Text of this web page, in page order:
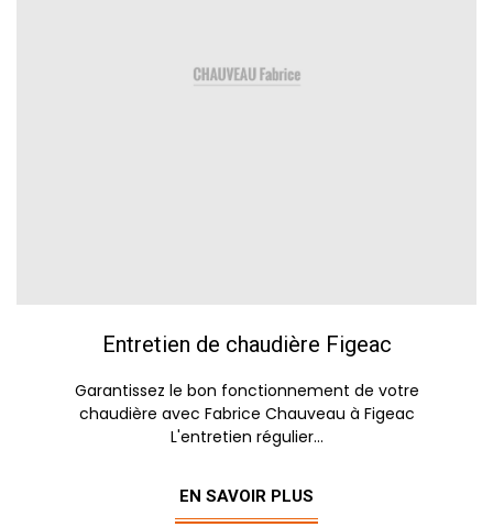
Entretien de chaudière Figeac
Garantissez le bon fonctionnement de votre
chaudière avec Fabrice Chauveau à Figeac
L'entretien régulier...
EN SAVOIR PLUS